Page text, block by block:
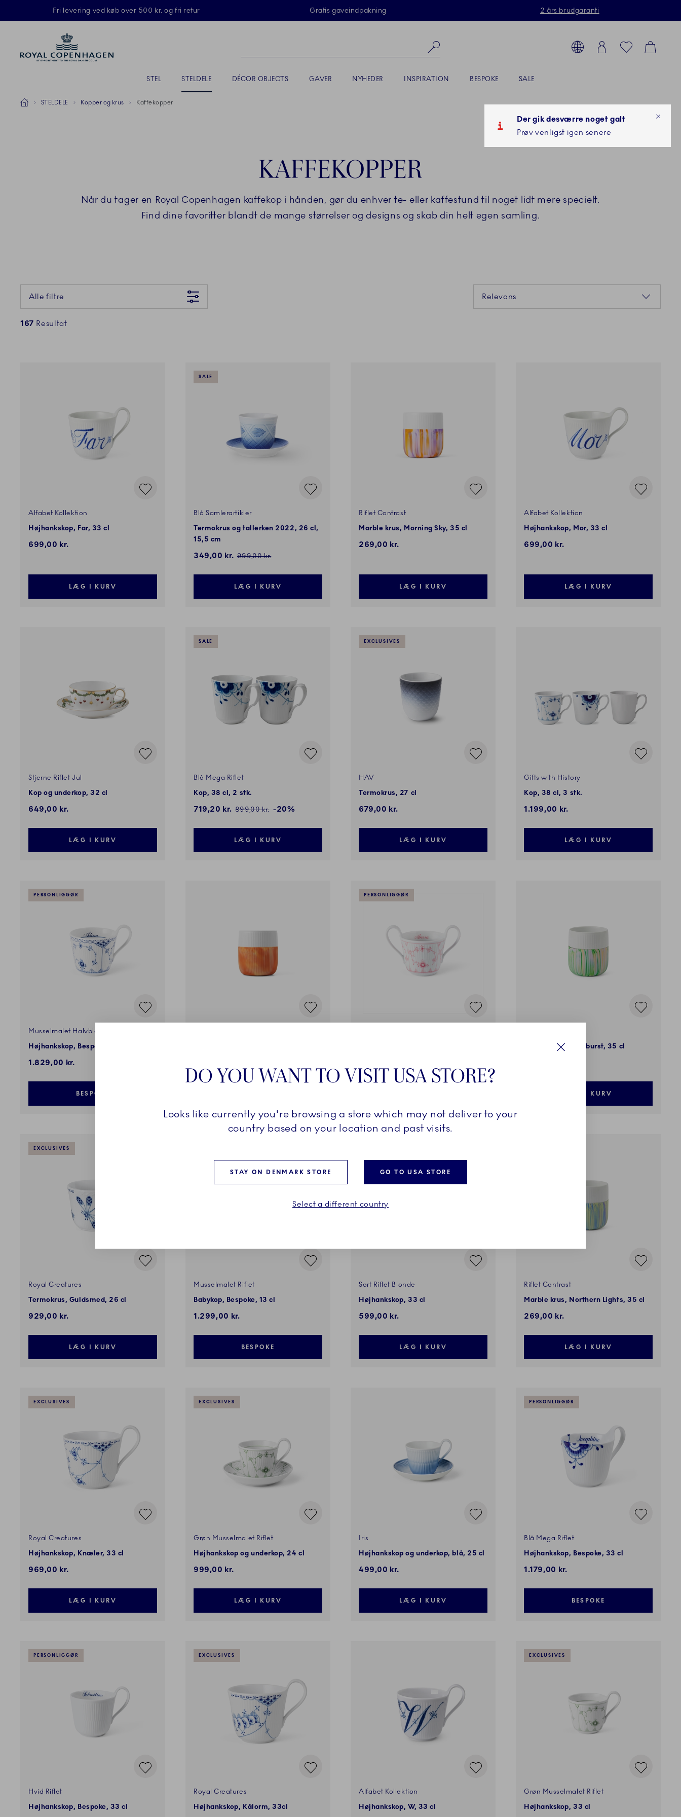
Skip Navigation
Fri levering ved køb over 500 kr. og fri retur Gratis gaveindpakning 2 års brudgaranti
Toolbar
Country selector overlay
Login FavoritesCart
Søg produkter, stel, steldele...
STEL AKTIV
STELDELE DÉCOR OBJECTS GAVER NYHEDER INSPIRATION BESPOKE SALE
Breadcrumb Headlinesss
HjemSTELDELE Kopper og krus Kaffekopper
KAFFEKOPPER
Når du tager en Royal Copenhagen kaffekop i hånden, gør du enhver te- eller kaffestund til noget lidt mere specielt.
Find dine favoritter blandt de mange størrelser og designs og skab din helt egen samling.
Alle filtre Relevans
167 Resultat
Alfabet Kollektion
Højhankskop, Far, 33 cl
699,00 kr.
LÆG I KURV
SALE
Blå Samlerartikler
Termokrus og tallerken 2022, 26 cl,
15,5 cm
Rabatpris:
349,00 kr. Pris:
999,00 kr.
LÆG I KURV
Riflet Contrast
Marble krus, Morning Sky, 35 cl
269,00 kr.
LÆG I KURV
Alfabet Kollektion
Højhankskop, Mor, 33 cl
699,00 kr.
LÆG I KURV
Stjerne Riflet Jul
Kop og underkop, 32 cl
649,00 kr.
LÆG I KURV
SALE
Blå Mega Riflet
Kop, 38 cl, 2 stk.
Rabatpris:
719,20 kr. Pris:
899,00 kr. -20%
LÆG I KURV
EXCLUSIVES
HAV
Termokrus, 27 cl
679,00 kr.
LÆG I KURV
Gifts with History
Kop, 38 cl, 3 stk.
1.199,00 kr.
LÆG I KURV
PERSONLIGGØR
Musselmalet Halvblonde
Højhankskop, Bespoke, 33 cl
1.829,00 kr.
BESPOKE
PERSONLIGGØR
Marble krus, Limeburst, 35 cl
LÆG I KURV
EXCLUSIVES
Royal Creatures
Termokrus, Guldsmed, 26 cl
929,00 kr.
LÆG I KURV
Musselmalet Riflet
Babykop, Bespoke, 13 cl
1.299,00 kr.
BESPOKE
Sort Riflet Blonde
Højhankskop, 33 cl
599,00 kr.
LÆG I KURV
Riflet Contrast
Marble krus, Northern Lights, 35 cl
269,00 kr.
LÆG I KURV
EXCLUSIVES
Royal Creatures
Højhankskop, Knæler, 33 cl
969,00 kr.
LÆG I KURV
EXCLUSIVES
Grøn Musselmalet Riflet
Højhankskop og underkop, 24 cl
999,00 kr.
LÆG I KURV
Iris
Højhankskop og underkop, blå, 25 cl
499,00 kr.
LÆG I KURV
PERSONLIGGØR
Blå Mega Riflet
Højhankskop, Bespoke, 33 cl
1.179,00 kr.
BESPOKE
PERSONLIGGØR
Hvid Riflet
Højhankskop, Bespoke, 33 cl
EXCLUSIVES
Royal Creatures
Højhankskop, Kålorm, 33cl
Alfabet Kollektion
Højhankskop, W, 33 cl
EXCLUSIVES
Grøn Musselmalet Riflet
Højhankskop, 33 cl
DO YOU WANT TO VISIT USA STORE?
Looks like currently you're browsing a store which may not deliver to your
country based on your location and past visits.
STAY ON DENMARK STORE GO TO USA STORE
Select a different country
Der gik desværre noget galt
Prøv venligst igen senere